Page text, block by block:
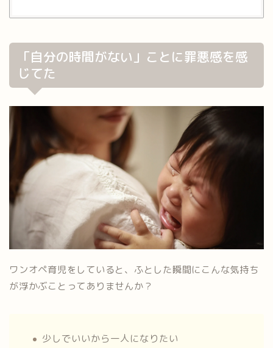
「自分の時間がない」ことに罪悪感を感
じてた
ワンオペ育児をしていると、ふとした瞬間にこんな気持ち
が浮かぶことってありませんか？
少しでいいから一人になりたい